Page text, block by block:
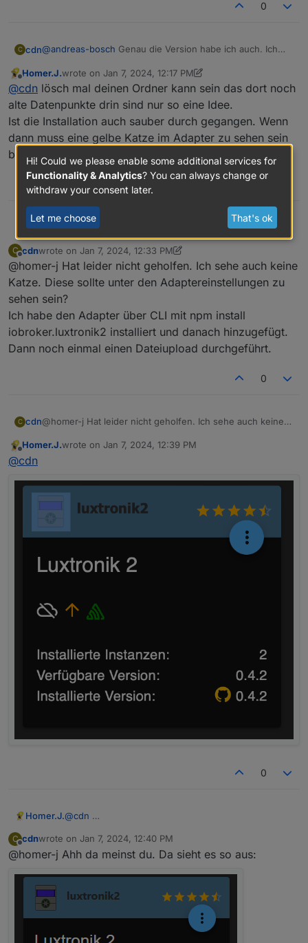
0
C cdn@andreas-bosch Genau die Version habe ich auch. Ich
Bin bereits unter Adapter auf Dateiupload gegangen. Das
hat allerdings nicht geholfen.
@Homer-J Die Stelle meintest du doch oder?
Offline
Homer.J.wrote on Jan 7, 2024, 12:17 PM
last edited by Homer.J.Jan 7, 2024, 1:19 PM
@cdn lösch mal deinen Ordner kann sein das dort noch
alte Datenpunkte drin sind nur so eine Idee.
Ist die Installation auch sauber durch gegangen. Wenn
dann muss eine gelbe Katze im Adapter zu sehen sein
bei installierter Version.
Homer.J.@cdnlösch mal deinen Ordner kann sein das dort
noch alte Datenpunkte drin sind nur so eine Idee.
Ist die Installation auch sauber durch gegangen.
Wenn dann muss eine gelbe Katze im Adapter zu
sehen sein bei installierter Version.
C
Offline
cdnwrote on Jan 7, 2024, 12:33 PM
last edited by cdnJan 7, 2024, 1:35 PM
@homer-j Hat leider nicht geholfen. Ich sehe auch keine
Katze. Diese sollte unter den Adaptereinstellungen zu
sehen sein?
Ich habe den Adapter über CLI mit npm install
iobroker.luxtronik2 installiert und danach hinzugefügt.
Dann noch einmal einen Dateiupload durchgeführt.
0
C cdn@homer-j Hat leider nicht geholfen. Ich sehe auch keine
sehen sein?
Dann noch einmal einen Dateiupload durchgeführt.
Offline
Homer.J.wrote on Jan 7, 2024, 12:39 PM
last edited by
@cdn
0
Homer.J.@cdn
C
Offline
cdnwrote on Jan 7, 2024, 12:40 PM
last edited by
@homer-j Ahh da meinst du. Da sieht es so aus:
Hi! Could we please enable some additional services for
Functionality & Analytics? You can always change or
withdraw your consent later.
Let me choose That's ok